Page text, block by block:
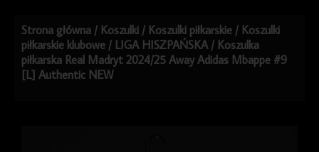
Strona główna / Koszulki / Koszulki piłkarskie / Koszulki
piłkarskie klubowe / LIGA HISZPAŃSKA / Koszulka
piłkarska Real Madryt 2024/25 Away Adidas Mbappe #9
[L] Authentic NEW